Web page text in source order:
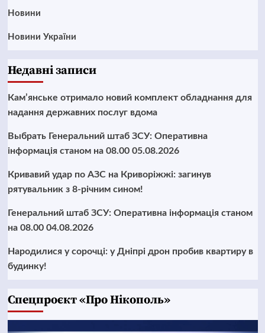
Новини
Новини України
Недавні записи
Кам’янське отримало новий комплект обладнання для
надання державних послуг вдома
Выбрать Генеральний штаб ЗСУ: Оперативна
інформація станом на 08.00 05.08.2026
Кривавий удар по АЗС на Криворіжжі: загинув
рятувальник з 8-річним сином!
Генеральний штаб ЗСУ: Оперативна інформація станом
на 08.00 04.08.2026
Народилися у сорочці: у Дніпрі дрон пробив квартиру в
будинку!
Cпецпроєкт «Про Нікополь»